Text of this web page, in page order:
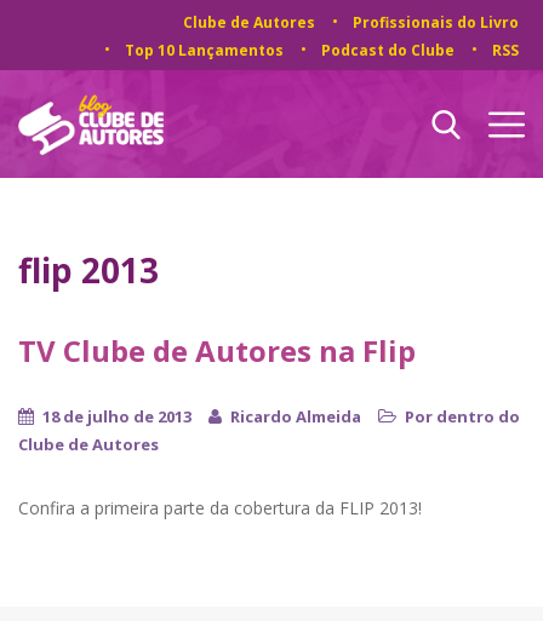
Clube de Autores
Profissionais do Livro
Top 10 Lançamentos
Podcast do Clube RSS
flip 2013
TV Clube de Autores na Flip
18 de julho de 2013 Ricardo Almeida
Por dentro do
Clube de Autores
Confira a primeira parte da cobertura da FLIP 2013!